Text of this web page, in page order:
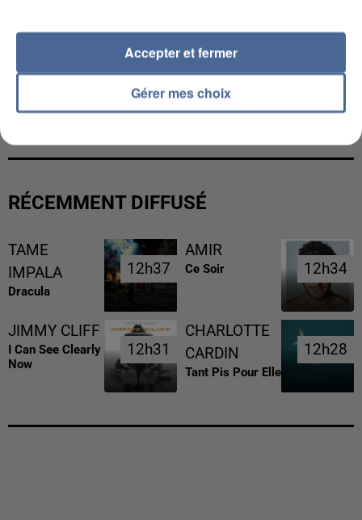
L’UN DES FONDATEURS SUPPOSÉS DE LA DZ
MAFIA INTERPELLÉ EN ALGÉRIE
RÉCEMMENT DIFFUSÉ
TAME
IMPALA
Dracula
12h37
12h37
AMIR
Ce Soir 12h34
12h34
JIMMY CLIFF
I Can See Clearly
Now
12h31
12h31
CHARLOTTE
CARDIN
Tant Pis Pour Elle
12h28
12h28
Gérer mes choix
Accepter et fermer